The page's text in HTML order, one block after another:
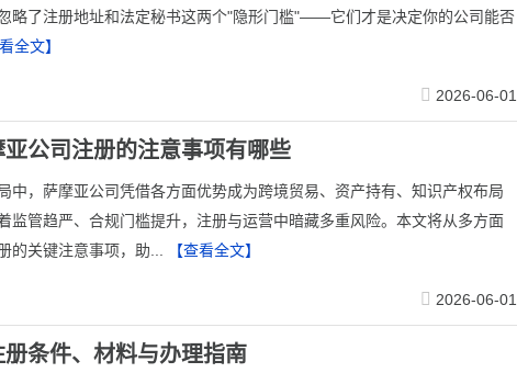
略了注册地址和法定秘书这两个"隐形门槛"——它们才是决定你的公司能否
全文】
2026-06-01
公司注册的注意事项有哪些
中，萨摩亚公司凭借各方面优势成为跨境贸易、资产持有、知识产权布局
监管趋严、合规门槛提升，注册与运营中暗藏多重风险。本文将从多方面
的关键注意事项，助...
【查看全文】
2026-06-01
条件、材料与办理指南